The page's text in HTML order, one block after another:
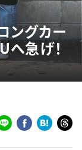
ングカー
へ急げ！